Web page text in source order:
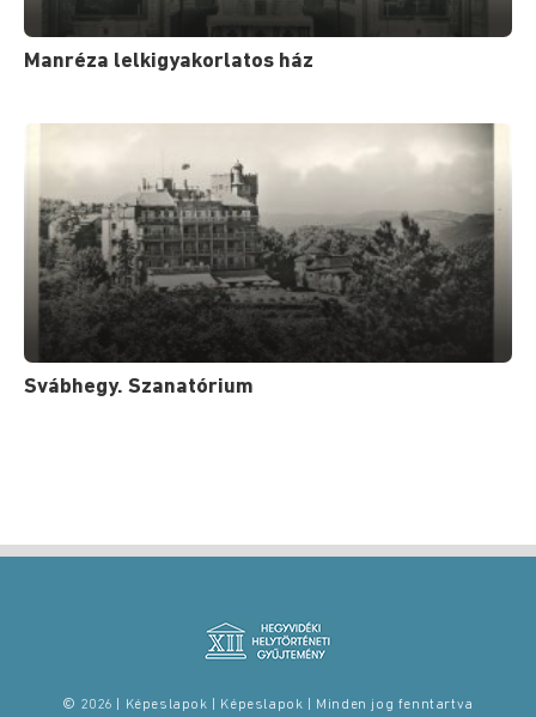
Manréza lelkigyakorlatos ház
Svábhegy. Szanatórium
© 2026 | Képeslapok | Képeslapok | Minden jog fenntartva